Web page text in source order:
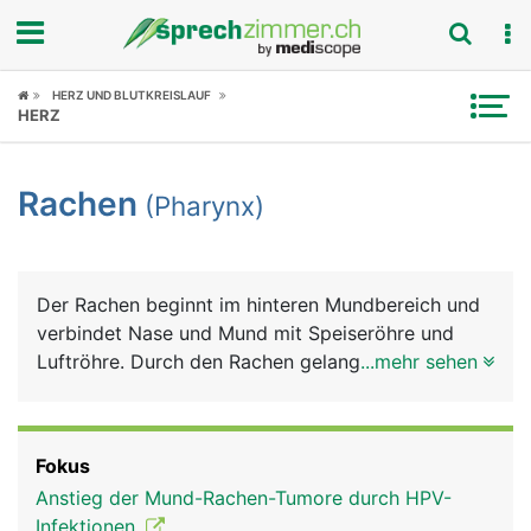
Fokus
Symptome
News
Rubriken
HERZ UND BLUTKREISLAUF
HERZ
Rachen (Pharynx)
Der Rachen beginnt im hinteren Mundbereich und
verbindet Nase und Mund mit Speiseröhre und
Luftröhre. Durch den Rachen gelangt einerseits die
Luftröhre liegt der Kehlkopf mit den
Stimmbändern, die der Tonbildung dienen.
...mehr sehen
Fokus
Anstieg der Mund-Rachen-Tumore durch HPV-
Infektionen